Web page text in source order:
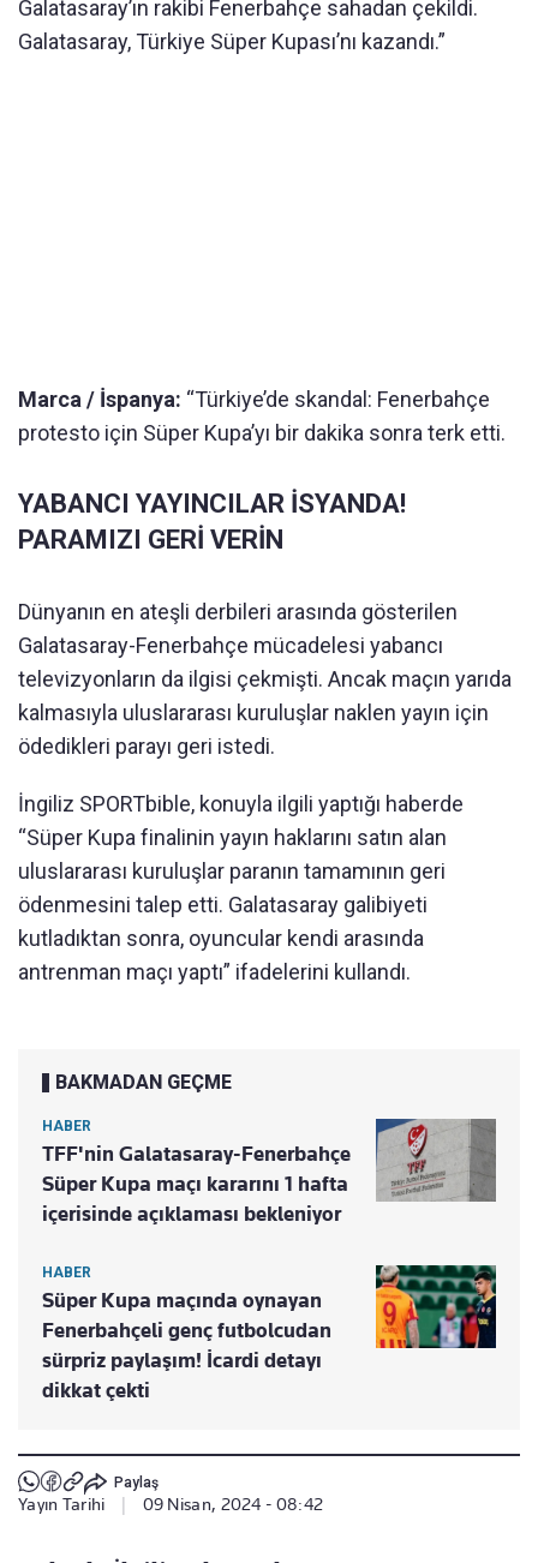
Galatasaray’ın rakibi Fenerbahçe sahadan çekildi.
Galatasaray, Türkiye Süper Kupası’nı kazandı.”
Marca / İspanya: “Türkiye’de skandal: Fenerbahçe
protesto için Süper Kupa’yı bir dakika sonra terk etti.
YABANCI YAYINCILAR İSYANDA!
PARAMIZI GERİ VERİN
Dünyanın en ateşli derbileri arasında gösterilen
Galatasaray-Fenerbahçe mücadelesi yabancı
televizyonların da ilgisi çekmişti. Ancak maçın yarıda
kalmasıyla uluslararası kuruluşlar naklen yayın için
ödedikleri parayı geri istedi.
İngiliz SPORTbible, konuyla ilgili yaptığı haberde
“Süper Kupa finalinin yayın haklarını satın alan
uluslararası kuruluşlar paranın tamamının geri
ödenmesini talep etti. Galatasaray galibiyeti
kutladıktan sonra, oyuncular kendi arasında
antrenman maçı yaptı” ifadelerini kullandı.
BAKMADAN GEÇME
HABER
TFF'nin Galatasaray-Fenerbahçe
Süper Kupa maçı kararını 1 hafta
içerisinde açıklaması bekleniyor
HABER
Süper Kupa maçında oynayan
Fenerbahçeli genç futbolcudan
sürpriz paylaşım! İcardi detayı
dikkat çekti
Paylaş
Yayın Tarihi 09 Nisan, 2024 - 08:42